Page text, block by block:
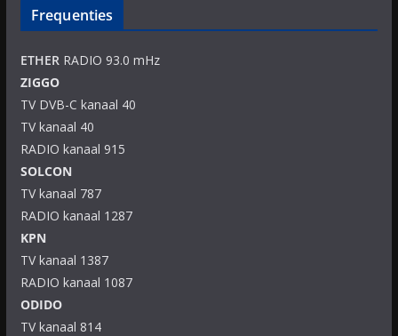
Frequenties
ETHERRADIO 93.0 mHz
ZIGGO
TV DVB-C kanaal 40
TV kanaal 40
RADIO kanaal 915
SOLCON
TV kanaal 787
RADIO kanaal 1287
KPN
TV kanaal 1387
RADIO kanaal 1087
ODIDO
TV kanaal 814